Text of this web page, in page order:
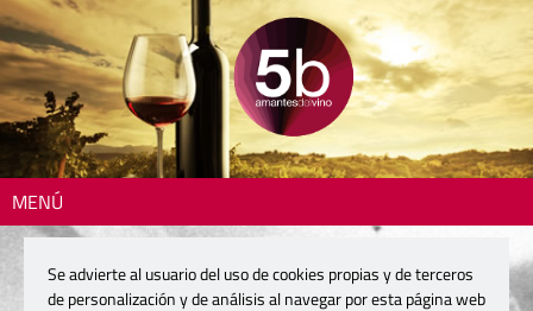
MENÚ
Se advierte al usuario del uso de cookies propias y de terceros
de personalización y de análisis al navegar por esta página web